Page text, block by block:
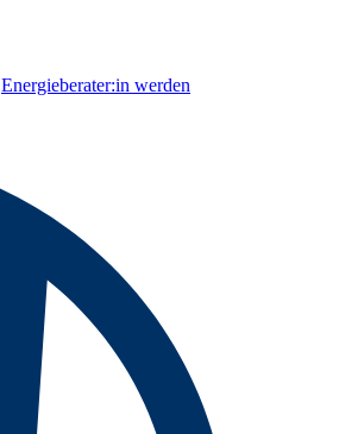
Energieberater:in werden